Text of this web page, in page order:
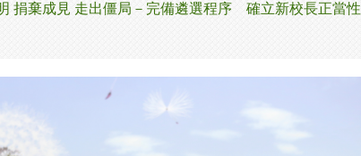
捐棄成見 走出僵局－完備遴選程序 確立新校長正當性